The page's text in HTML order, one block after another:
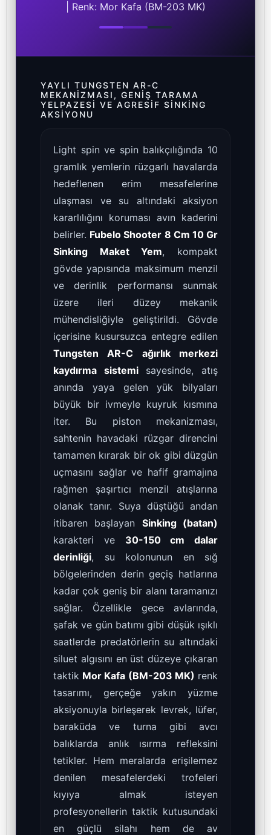
| Renk: Mor Kafa (BM-203 MK)
YAYLI TUNGSTEN AR-C
MEKANIZMASI, GENIŞ TARAMA
YELPAZESI VE AGRESIF SINKING
AKSIYONU
Light spin ve spin balıkçılığında 10
gramlık yemlerin rüzgarlı havalarda
hedeflenen erim mesafelerine
ulaşması ve su altındaki aksiyon
kararlılığını koruması avın kaderini
belirler. Fubelo Shooter 8 Cm 10 Gr
Sinking Maket Yem, kompakt
gövde yapısında maksimum menzil
ve derinlik performansı sunmak
üzere ileri düzey mekanik
mühendisliğiyle geliştirildi. Gövde
içerisine kusursuzca entegre edilen
Tungsten AR-C ağırlık merkezi
kaydırma sistemisayesinde, atış
anında yaya gelen yük bilyaları
büyük bir ivmeyle kuyruk kısmına
iter. Bu piston mekanizması,
sahtenin havadaki rüzgar direncini
tamamen kırarak bir ok gibi düzgün
uçmasını sağlar ve hafif gramajına
rağmen şaşırtıcı menzil atışlarına
olanak tanır. Suya düştüğü andan
itibaren başlayan Sinking (batan)
karakteri ve 30-150 cm dalar
derinliği, su kolonunun en sığ
bölgelerinden derin geçiş hatlarına
kadar çok geniş bir alanı taramanızı
sağlar. Özellikle gece avlarında,
şafak ve gün batımı gibi düşük ışıklı
saatlerde predatörlerin su altındaki
siluet algısını en üst düzeye çıkaran
taktik Mor Kafa (BM-203 MK) renk
tasarımı, gerçeğe yakın yüzme
aksiyonuyla birleşerek levrek, lüfer,
baraküda ve turna gibi avcı
balıklarda anlık ısırma refleksini
tetikler. Hem meralarda erişilemez
denilen mesafelerdeki trofeleri
kıyıya almak isteyen
profesyonellerin taktik kutusundaki
en güçlü silahı hem de av